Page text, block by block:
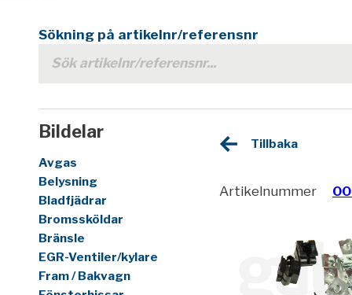
Sökning på artikelnr/referensnr
Bildelar
Avgas
Belysning
Bladfjädrar
Bromssköldar
Bränsle
EGR-Ventiler/kylare
Fram / Bakvagn
Tillbaka
Artikelnummer